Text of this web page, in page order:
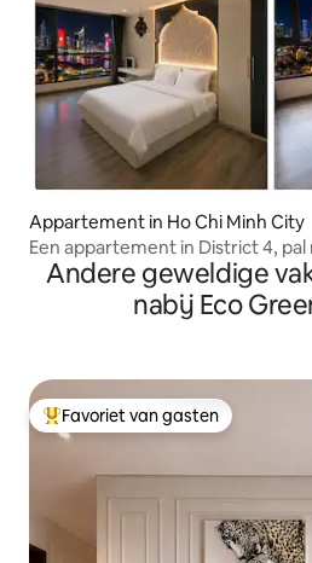
Appartement in Ho Chi Minh City
Een appartement in District 4, pal
Andere geweldige
nabij Eco
Topfavoriet van gasten
Favoriet van gasten